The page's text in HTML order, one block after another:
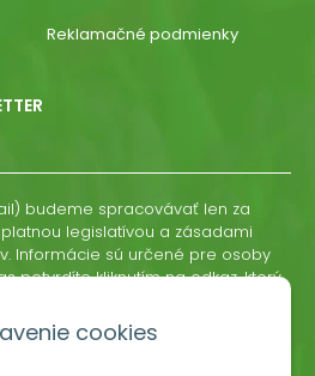
cookies
Reklamačné podmienky
budeme spracovávať len za
legislatívou a zásadami
Informácie sú určené pre osoby
potvrdíte kliknutím na odkaz, ktorý
alebo kliknutím na odkaz z
emailu.